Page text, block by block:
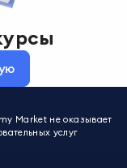
Market не оказывает
услуг